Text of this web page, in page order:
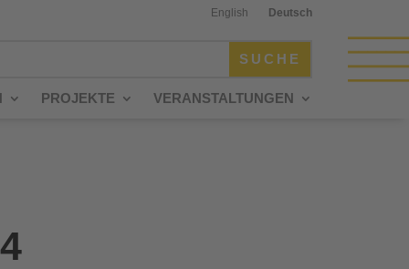
English Deutsch
PROJEKTE VERANSTALTUNGEN